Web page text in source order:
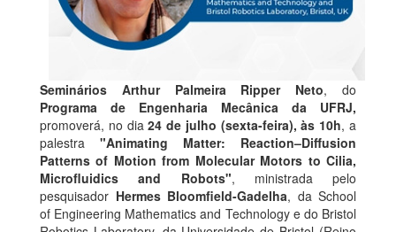
Seminários Arthur Palmeira Ripper Neto, do
Programa de Engenharia Mecânica da UFRJ,
promoverá, no dia24 de julho (sexta-feira), às 10h, a
palestra "Animating Matter: Reaction–Diffusion
Patterns of Motion from Molecular Motors to Cilia,
Microfluidics and Robots", ministrada pelo
pesquisador Hermes Bloomfield-Gadelha, da School
of Engineering Mathematics and Technology e do Bristol